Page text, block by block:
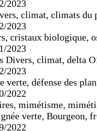
2023
climat, climats du
2023
cristaux biologique,
2023
Divers, climat, delta
2023
défense des
2022
mimétisme,
verte, Bourgeon,
2022